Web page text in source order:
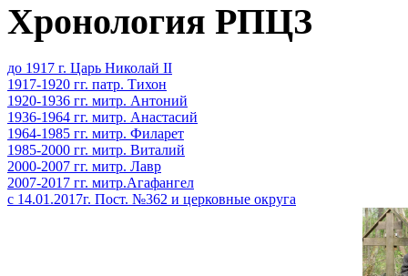
Хронология РПЦЗ
до 1917 г. Царь Николай II
1917-1920 гг. патр. Тихон
1920-1936 гг. митр. Антоний
1936-1964 гг. митр. Анастасий
1964-1985 гг. митр. Филарет
1985-2000 гг. митр. Виталий
2000-2007 гг. митр. Лавр
2007-2017 гг. митр.Агафангел
с 14.01.2017г. Пост. №362 и церковные округа